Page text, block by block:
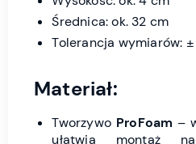
Średnica: ok. 32 cm
Tolerancja wymiarów: ±
Materiał:
Tworzywo ProFoam –
ułatwia montaż